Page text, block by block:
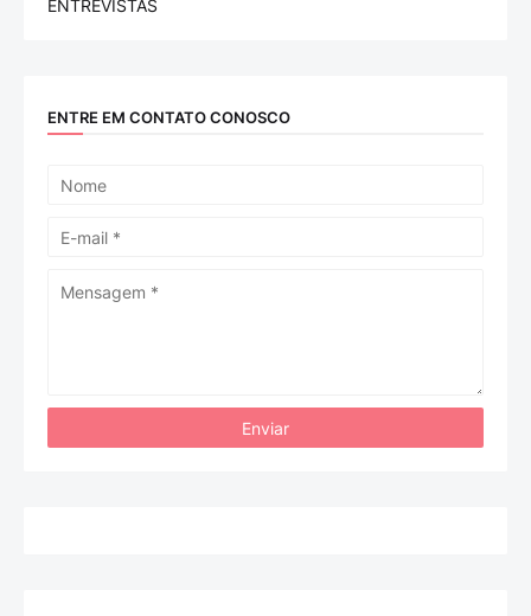
ENTREVISTAS
ENTRE EM CONTATO CONOSCO